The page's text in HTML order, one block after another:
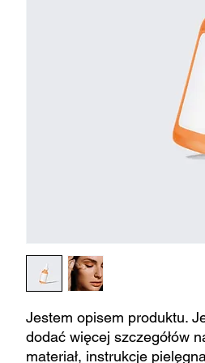
Jestem opisem produktu.
dodać więcej szczegółów
materiał, instrukcje